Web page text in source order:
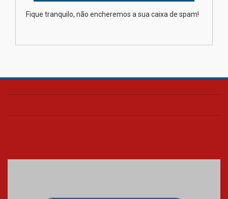
na educação dos filhos além da
Fique tranquilo, não encheremos a sua caixa de spam!